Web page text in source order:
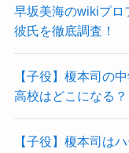
早坂美海のwikiプロ
彼氏を徹底調査！
【子役】榎本司の
高校はどこになる？
【子役】榎本司は